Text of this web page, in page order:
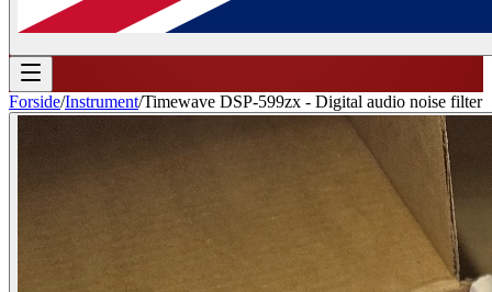
Forside/Instrument/Timewave DSP-599zx - Digital audio noise filter